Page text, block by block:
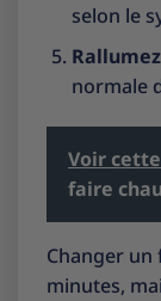
selon le
normale
Voir
faire
Changer
minutes,